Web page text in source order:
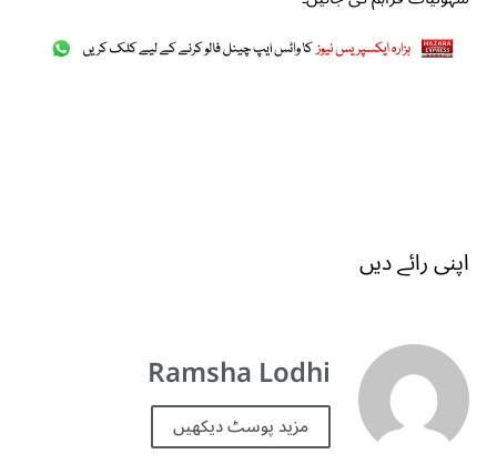
اپنی رائے دیں
Ramsha Lodhi
مزید پوسٹ دیکھیں